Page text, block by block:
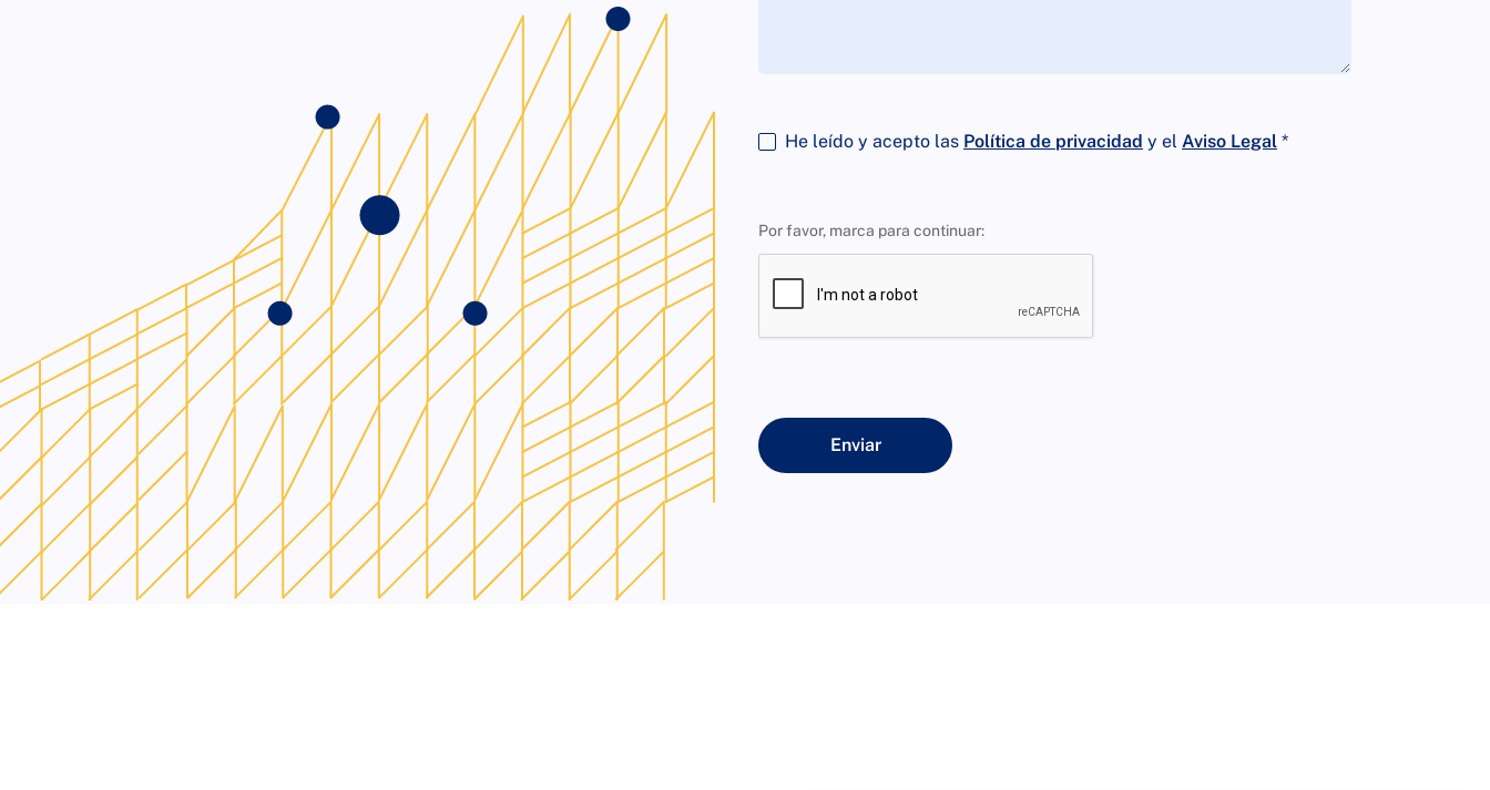
He leído y acepto las Política de privacidad y el Aviso Legal *
Por favor, marca para continuar:
Enviar